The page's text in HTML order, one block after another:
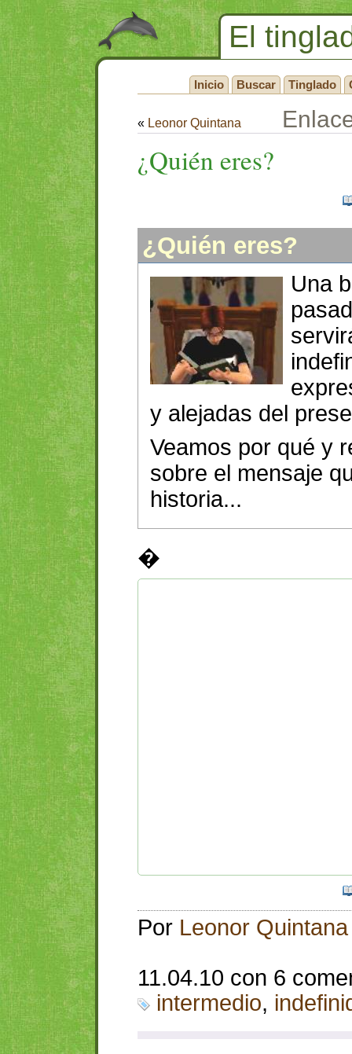
El
Inicio Buscar Tinglado
« Leonor Quintana
¿Quién eres?
¿Quién eres?
Una
y alejadas del
Veamos por qué y
sobre el mensaje
historia...
�
Por Leonor Quintana
11.04.10 con 6
intermedio,